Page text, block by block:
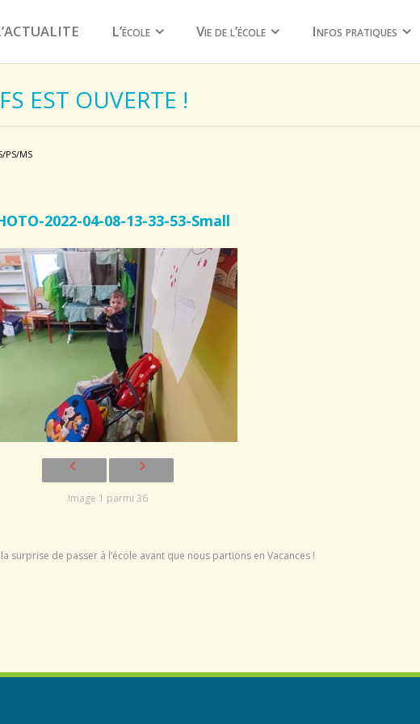
L’école Vie de l’école Infos pratiques
EST OUVERTE !
PS/MS
2022-04-08-13-33-53-Small
Image 1 parmi 36
surprise de passer à l’école avant que nous partions en Vacances !